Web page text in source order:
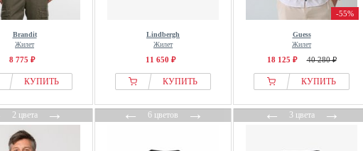
Brandit
Жилет
8 775 ₽
КУПИТЬ
Lindbergh
Жилет
11 650 ₽
КУПИТЬ
-55%
Guess
Жилет
18 125 ₽ 40 280 ₽
КУПИТЬ
2 цвета→ ←6 цветов→ ←3 цвета→